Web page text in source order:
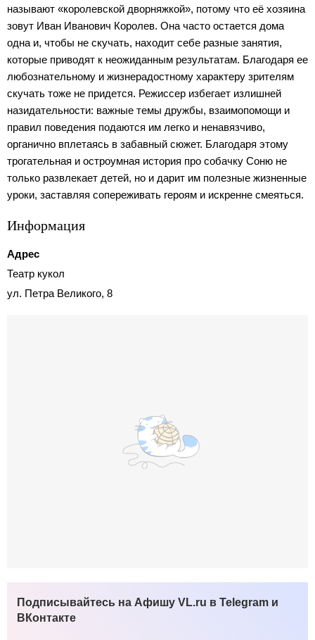
называют «королевской дворняжкой», потому что её хозяина
зовут Иван Иванович Королев. Она часто остается дома
одна и, чтобы не скучать, находит себе разные занятия,
которые приводят к неожиданным результатам. Благодаря ее
любознательному и жизнерадостному характеру зрителям
скучать тоже не придется. Режиссер избегает излишней
назидательности: важные темы дружбы, взаимопомощи и
правил поведения подаются им легко и ненавязчиво,
органично вплетаясь в забавный сюжет. Благодаря этому
трогательная и остроумная история про собачку Соню не
только развлекает детей, но и дарит им полезные жизненные
уроки, заставляя сопереживать героям и искренне смеяться.
Информация
Адрес
Театр кукол
ул. Петра Великого, 8
Подписывайтесь на Афишу VL.ru в Telegram и
ВКонтакте